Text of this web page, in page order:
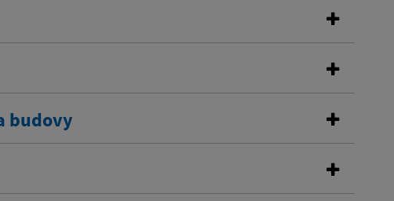
budovy